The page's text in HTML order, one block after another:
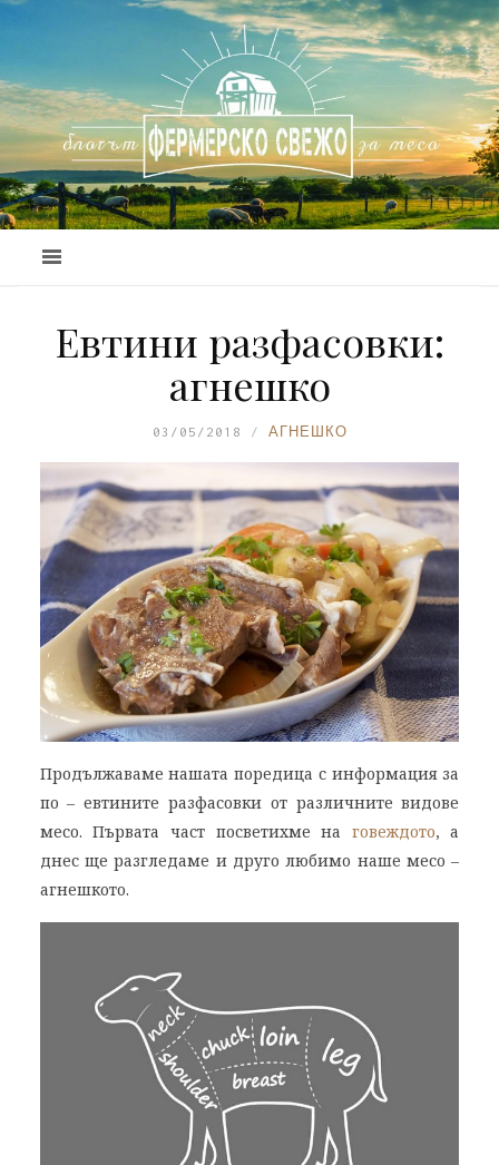
Евтини разфасовки:
агнешко
03/05/2018 АГНЕШКО
Продължаваме нашата поредица с информация за
по – евтините разфасовки от различните видове
месо. Първата част посветихме на говеждото, а
днес ще разгледаме и друго любимо наше месо –
агнешкото.